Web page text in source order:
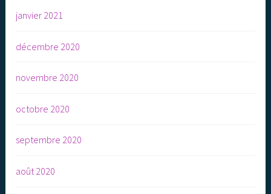
janvier 2021
décembre 2020
novembre 2020
octobre 2020
septembre 2020
août 2020